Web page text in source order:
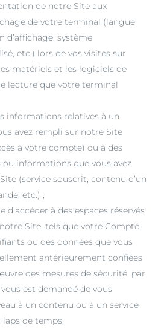
de notre Site aux
de votre terminal (langue
d’affichage, système
etc.) lors de vos visites sur
matériels et les logiciels de
lecture que votre terminal
informations relatives à un
avez rempli sur notre Site
à votre compte) ou à des
ou informations que vous avez
(service souscrit, contenu d’un
etc.) ;
à des espaces réservés
Site, tels que votre Compte,
ou des données que vous
antérieurement confiées
des mesures de sécurité, par
est demandé de vous
à un contenu ou à un service
de temps.